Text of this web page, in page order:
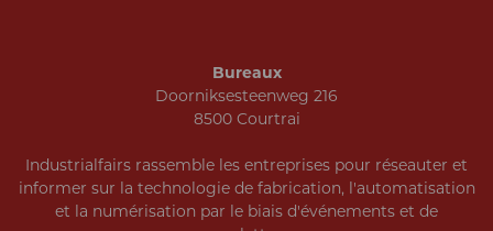
Bureaux
Doorniksesteenweg 216
8500 Courtrai
Industrialfairs rassemble les entreprises pour réseauter et
informer sur la technologie de fabrication, l'automatisation
et la numérisation par le biais d'événements et de